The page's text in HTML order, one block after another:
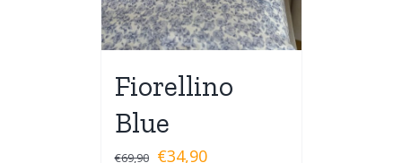
Fiorellino
Blue
€69,90 €34,90